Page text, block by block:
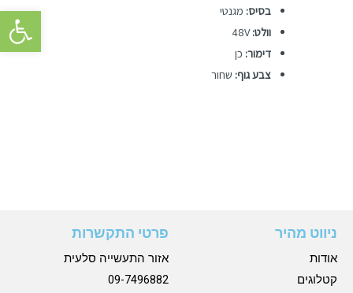
פתח בסיס: מגנטי
וולט:48V
דימור: כן
צבע גוף: שחור
ניווט מהיר
אודות
קטלוגים
פרטי התקשרות
אזור התעשייה סלעית
09-7496882